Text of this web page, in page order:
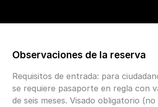
Observaciones de la reserva
Requisitos de entrada: para
se requiere pasaporte en regla con
de seis meses. Visado obligatorio (no